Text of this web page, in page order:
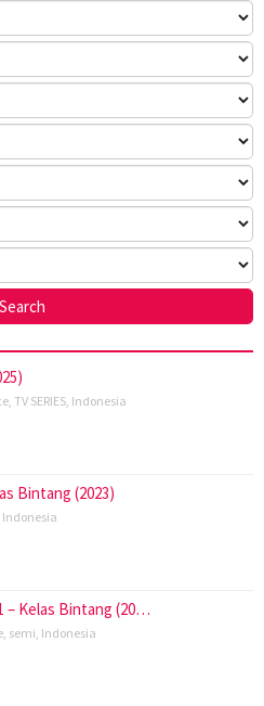
TV SERIES Indonesia
Bintang (2023)
Indonesia
– Kelas Bintang (20…
semi Indonesia